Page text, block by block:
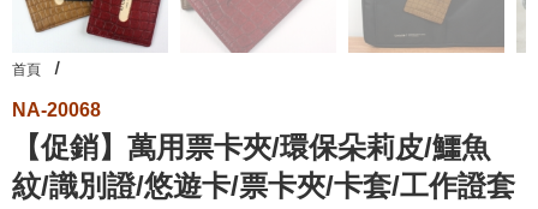
首頁
NA-20068
【促銷】萬用票卡夾/環保朵莉皮/鱷魚
紋/識別證/悠遊卡/票卡夾/卡套/工作證套